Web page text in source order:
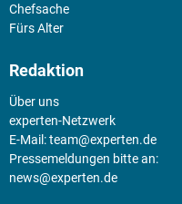
Chefsache
Fürs Alter
Redaktion
Über uns
experten-Netzwerk
E-Mail:team@experten.de
Pressemeldungen bitte an:
news@experten.de